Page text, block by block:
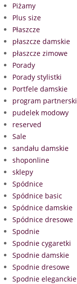
Piżamy
Plus size
Płaszcze
płaszcze damskie
płaszcze zimowe
Porady
Porady stylistki
Portfele damskie
program partnerski
pudelek modowy
reserved
Sale
sandału damskie
shoponline
sklepy
Spódnice
Spódnice basic
Spódnice damskie
Spódnice dresowe
Spodnie
Spodnie cygaretki
Spodnie damskie
Spodnie dresowe
Spodnie eleganckie